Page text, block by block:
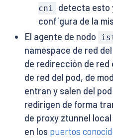
cni
detecta esto
configura de la
El agente de nodo
namespace de red
de redirección de red
de red del pod, de
entran y salen del
redirigen de forma
de proxy ztunnel
en los puertos